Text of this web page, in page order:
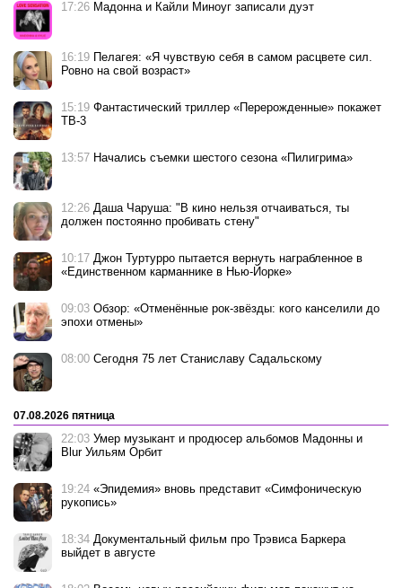
17:26 Мадонна и Кайли Миноуг записали дуэт
16:19 Пелагея: «Я чувствую себя в самом расцвете сил.
Ровно на свой возраст»
15:19 Фантастический триллер «Перерожденные» покажет
ТВ-3
13:57 Начались съемки шестого сезона «Пилигрима»
12:26 Даша Чаруша: "В кино нельзя отчаиваться, ты
должен постоянно пробивать стену"
10:17 Джон Туртурро пытается вернуть награбленное в
«Единственном карманнике в Нью-Йорке»
09:03 Обзор: «Отменённые рок-звёзды: кого канселили до
эпохи отмены»
08:00 Сегодня 75 лет Станиславу Садальскому
07.08.2026 пятница
22:03 Умер музыкант и продюсер альбомов Мадонны и
Blur Уильям Орбит
19:24 «Эпидемия» вновь представит «Симфоническую
рукопись»
18:34 Документальный фильм про Трэвиса Баркера
выйдет в августе